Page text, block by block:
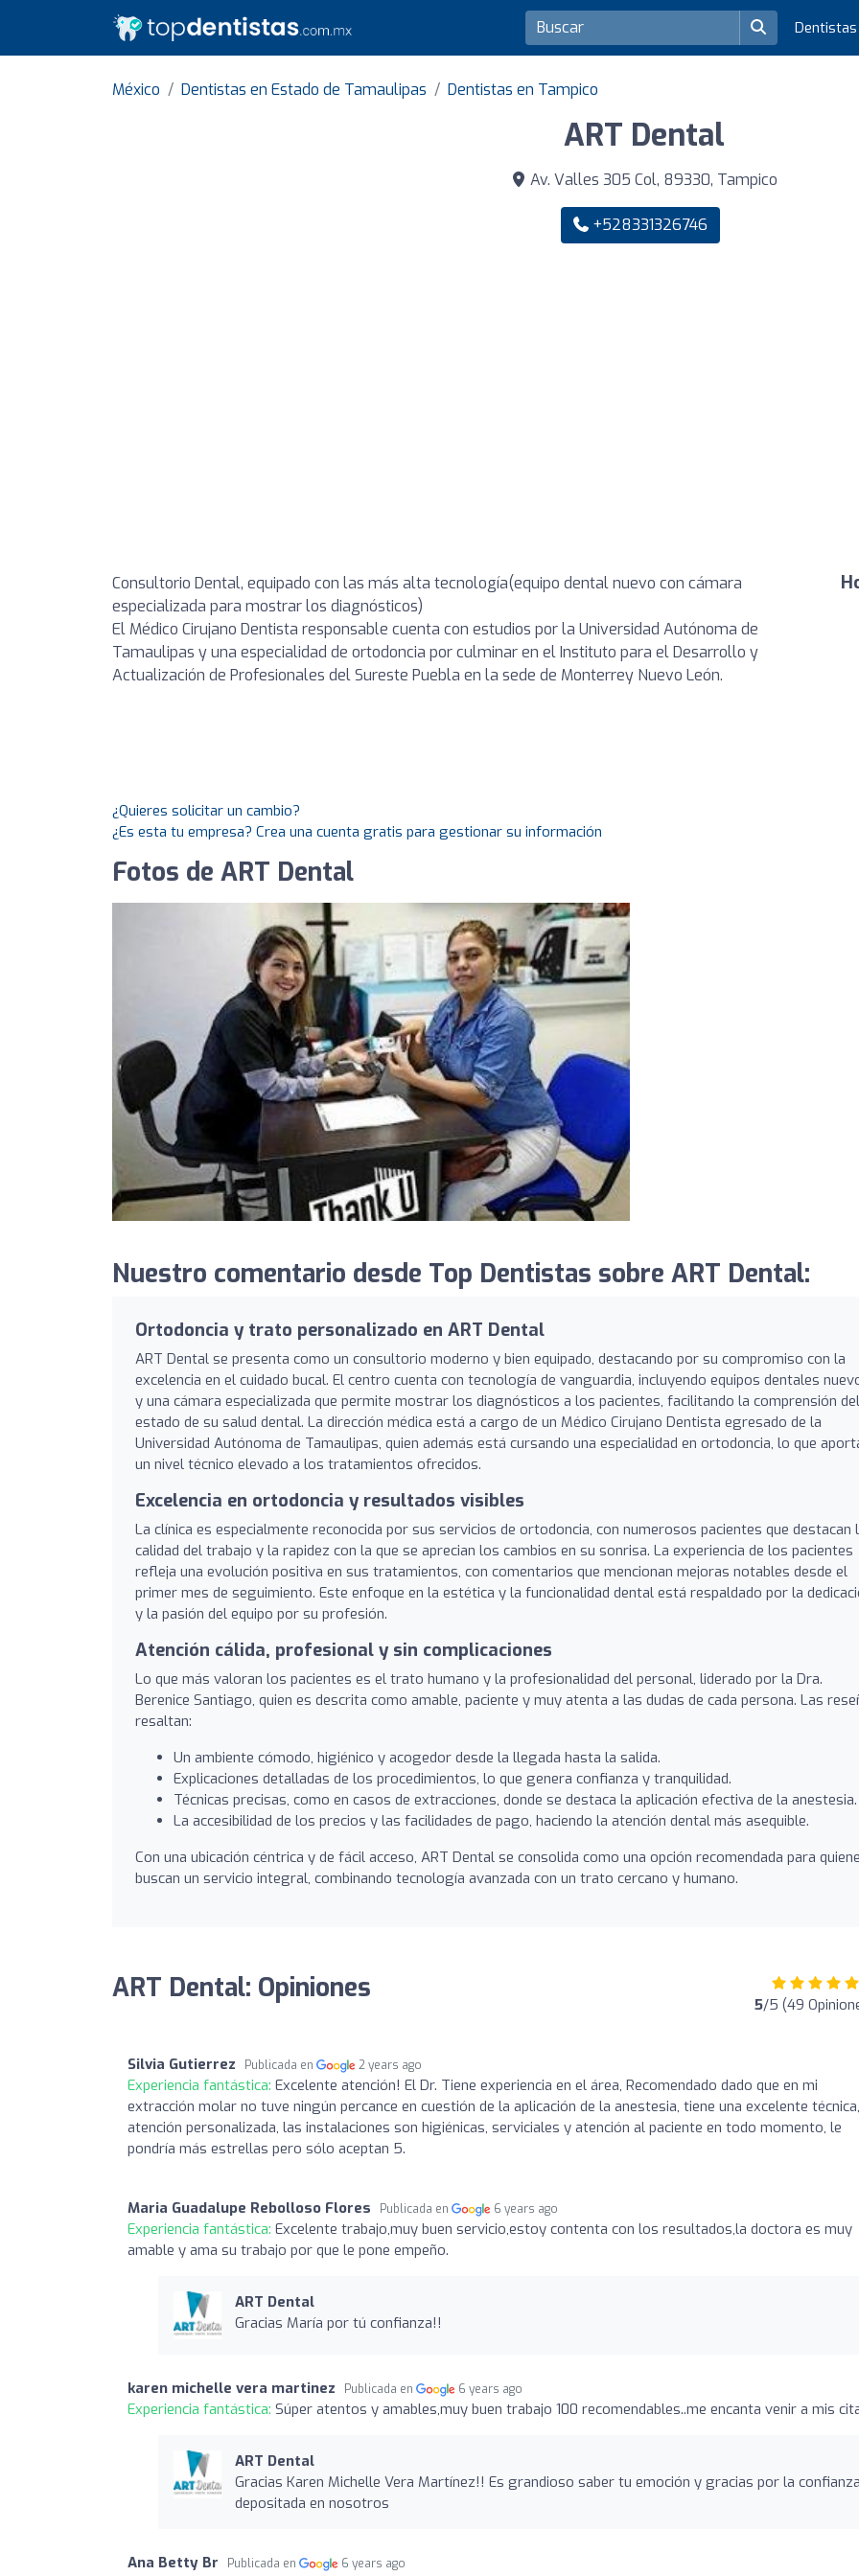
Dentistas
México Dentistas en Estado de Tamaulipas Dentistas en Tampico
ART Dental
Av. Valles 305 Col, 89330, Tampico
+528331326746
Consultorio Dental, equipado con las más alta tecnología(equipo dental nuevo con cámara
especializada para mostrar los diagnósticos)
El Médico Cirujano Dentista responsable cuenta con estudios por la Universidad Autónoma de
Tamaulipas y una especialidad de ortodoncia por culminar en el Instituto para el Desarrollo y
Actualización de Profesionales del Sureste Puebla en la sede de Monterrey Nuevo León.
¿Quieres solicitar un cambio?
¿Es esta tu empresa? Crea una cuenta gratis para gestionar su información
Fotos de ART Dental
Nuestro comentario desde Top Dentistas sobre ART Dental:
Ortodoncia y trato personalizado en ART Dental
ART Dental se presenta como un consultorio moderno y bien equipado, destacando por su compromiso con la
excelencia en el cuidado bucal. El centro cuenta con tecnología de vanguardia, incluyendo equipos dentales
y una cámara especializada que permite mostrar los diagnósticos a los pacientes, facilitando la comprensión del
estado de su salud dental. La dirección médica está a cargo de un Médico Cirujano Dentista egresado de la
Universidad Autónoma de Tamaulipas, quien además está cursando una especialidad en ortodoncia, lo que
un nivel técnico elevado a los tratamientos ofrecidos.
Excelencia en ortodoncia y resultados visibles
La clínica es especialmente reconocida por sus servicios de ortodoncia, con numerosos pacientes que destacan
calidad del trabajo y la rapidez con la que se aprecian los cambios en su sonrisa. La experiencia de los pacientes
refleja una evolución positiva en sus tratamientos, con comentarios que mencionan mejoras notables desde el
primer mes de seguimiento. Este enfoque en la estética y la funcionalidad dental está respaldado por la
y la pasión del equipo por su profesión.
Atención cálida, profesional y sin complicaciones
Lo que más valoran los pacientes es el trato humano y la profesionalidad del personal, liderado por la Dra.
Berenice Santiago, quien es descrita como amable, paciente y muy atenta a las dudas de cada persona. Las
resaltan:
Un ambiente cómodo, higiénico y acogedor desde la llegada hasta la salida.
Explicaciones detalladas de los procedimientos, lo que genera confianza y tranquilidad.
Técnicas precisas, como en casos de extracciones, donde se destaca la aplicación efectiva de la anestesia.
La accesibilidad de los precios y las facilidades de pago, haciendo la atención dental más asequible.
Con una ubicación céntrica y de fácil acceso, ART Dental se consolida como una opción recomendada para
buscan un servicio integral, combinando tecnología avanzada con un trato cercano y humano.
ART Dental: Opiniones 5/5 (49
Silvia Gutierrez Publicada en 2 years ago
Experiencia fantástica: Excelente atención! El Dr. Tiene experiencia en el área, Recomendado dado que en mi
extracción molar no tuve ningún percance en cuestión de la aplicación de la anestesia, tiene una excelente técnica,
atención personalizada, las instalaciones son higiénicas, serviciales y atención al paciente en todo momento, le
pondría más estrellas pero sólo aceptan 5.
Maria Guadalupe Rebolloso Flores Publicada en 6 years ago
Experiencia fantástica: Excelente trabajo,muy buen servicio,estoy contenta con los resultados,la doctora es muy
amable y ama su trabajo por que le pone empeño.
ART Dental
Gracias María por tú confianza!!
karen michelle vera martinez Publicada en 6 years ago
Experiencia fantástica: Súper atentos y amables,muy buen trabajo 100 recomendables..me encanta venir a mis
ART Dental
Gracias Karen Michelle Vera Martínez!! Es grandioso saber tu emoción y gracias por la confianza
depositada en nosotros
Ana Betty Br Publicada en 6 years ago